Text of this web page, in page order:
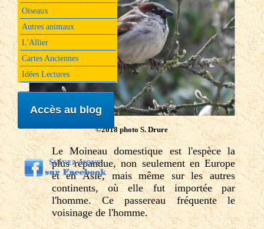
Oiseaux
Autres animaux
L'Allier
Cartes Anciennes
Idées Lectures
Accès au blog
©2018 photo S. Drure
Le Moineau domestique est l'espèce la
plus répandue, non seulement en Europe
et en Asie, mais même sur les autres
continents, où elle fut importée par
l'homme. Ce passereau fréquente le
voisinage de l'homme.